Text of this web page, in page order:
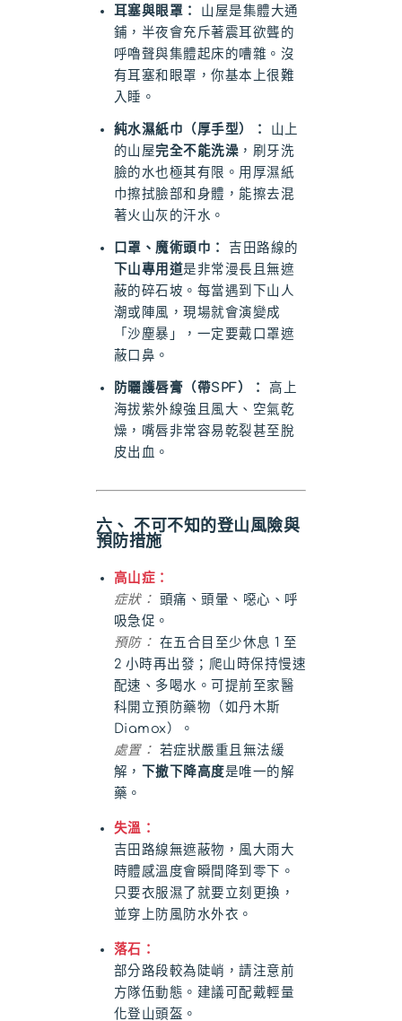
耳塞與眼罩：
山屋是集體大通
鋪，半夜會充斥著震耳欲聾的
呼嚕聲與集體起床的嘈雜。沒
有耳塞和眼罩，你基本上很難
入睡。
純水濕紙巾（厚手型）：
山上
的山屋完全不能洗澡 ，刷牙洗
臉的水也極其有限。用厚濕紙
巾擦拭臉部和身體，能擦去混
著火山灰的汗水。
口罩、魔術頭巾：
吉田路線的
下山專用道是非常漫長且無遮
蔽的碎石坡。每當遇到下山人
潮或陣風，現場就會演變成
「沙塵暴」，一定要戴口罩遮
蔽口鼻。
防曬護唇膏（帶SPF）：
高上
海拔紫外線強且風大、空氣乾
燥，嘴唇非常容易乾裂甚至脫
皮出血。
六、 不可不知的登山風險與
預防措施
高山症：
症狀：
頭痛、頭暈、噁心、呼
吸急促。
預防： 在五合目至少休息 1 至
2 小時再出發；爬山時保持慢速
配速、多喝水。可提前至家醫
科開立預防藥物（如丹木斯
Diamox）。
處置： 若症狀嚴重且無法緩
解，
下撤下降高度是唯一的解
藥。
失溫：
吉田路線無遮蔽物，風大雨大
時體感溫度會瞬間降到零下。
只要衣服濕了就要立刻更換，
並穿上防風防水外衣。
落石：
部分路段較為陡峭，請注意前
方隊伍動態。建議可配戴輕量
化登山頭盔。